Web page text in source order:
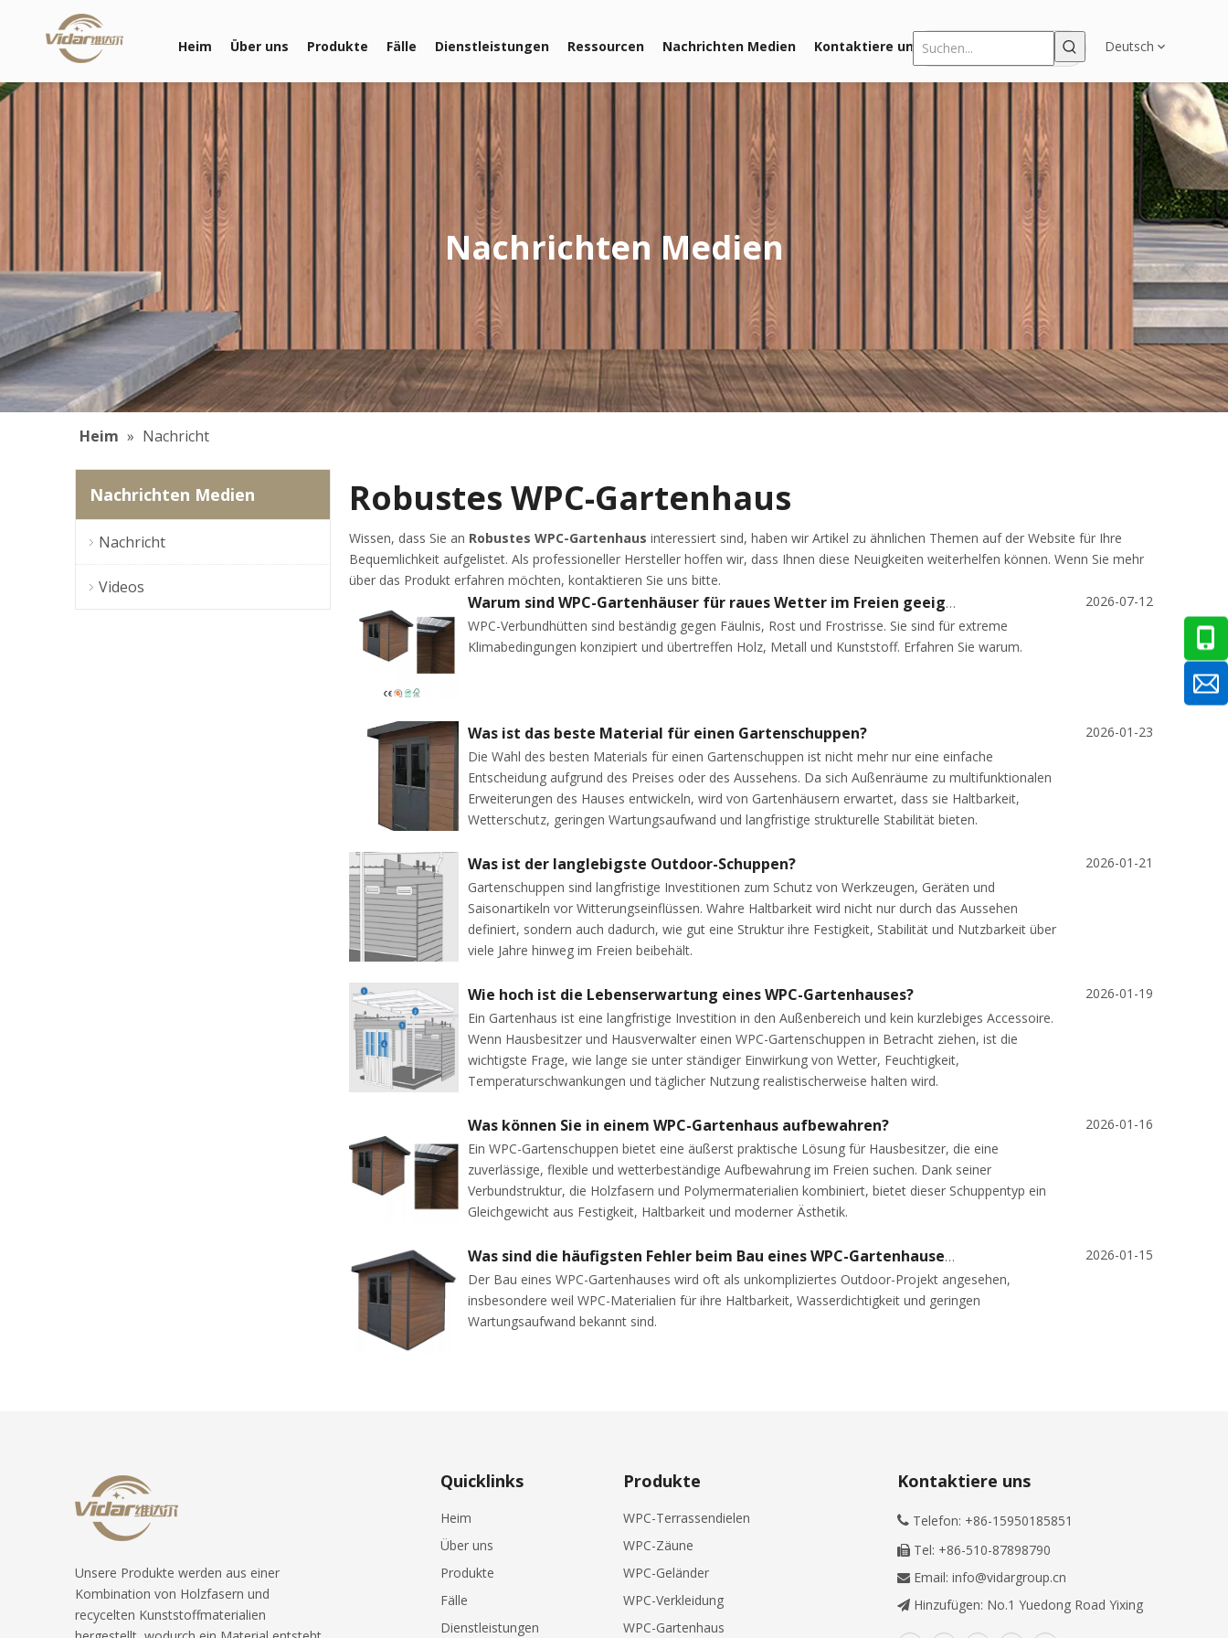
Heim Über uns Produkte Fälle Dienstleistungen Ressourcen Nachrichten Medien Kontaktiere uns Deutsch
Nachrichten Medien
Heim » Nachricht
Nachrichten Medien
Nachricht
Videos
Robustes WPC-Gartenhaus
Wissen, dass Sie an Robustes WPC-Gartenhaus interessiert sind, haben wir Artikel zu ähnlichen Themen auf der Website für Ihre
Bequemlichkeit aufgelistet. Als professioneller Hersteller hoffen wir, dass Ihnen diese Neuigkeiten weiterhelfen können. Wenn Sie mehr
über das Produkt erfahren möchten, kontaktieren Sie uns bitte.
Warum sind WPC-Gartenhäuser für raues Wetter im Freien geeignet?
WPC-Verbundhütten sind beständig gegen Fäulnis, Rost und Frostrisse. Sie sind für extreme
Klimabedingungen konzipiert und übertreffen Holz, Metall und Kunststoff. Erfahren Sie warum.
2026-07-12
Was ist das beste Material für einen Gartenschuppen?
Die Wahl des besten Materials für einen Gartenschuppen ist nicht mehr nur eine einfache
Entscheidung aufgrund des Preises oder des Aussehens. Da sich Außenräume zu multifunktionalen
Erweiterungen des Hauses entwickeln, wird von Gartenhäusern erwartet, dass sie Haltbarkeit,
Wetterschutz, geringen Wartungsaufwand und langfristige strukturelle Stabilität bieten.
2026-01-23
Was ist der langlebigste Outdoor-Schuppen?
Gartenschuppen sind langfristige Investitionen zum Schutz von Werkzeugen, Geräten und
Saisonartikeln vor Witterungseinflüssen. Wahre Haltbarkeit wird nicht nur durch das Aussehen
definiert, sondern auch dadurch, wie gut eine Struktur ihre Festigkeit, Stabilität und Nutzbarkeit über
viele Jahre hinweg im Freien beibehält.
2026-01-21
Wie hoch ist die Lebenserwartung eines WPC-Gartenhauses?
Ein Gartenhaus ist eine langfristige Investition in den Außenbereich und kein kurzlebiges Accessoire.
Wenn Hausbesitzer und Hausverwalter einen WPC-Gartenschuppen in Betracht ziehen, ist die
wichtigste Frage, wie lange sie unter ständiger Einwirkung von Wetter, Feuchtigkeit,
Temperaturschwankungen und täglicher Nutzung realistischerweise halten wird.
2026-01-19
Was können Sie in einem WPC-Gartenhaus aufbewahren?
Ein WPC-Gartenschuppen bietet eine äußerst praktische Lösung für Hausbesitzer, die eine
zuverlässige, flexible und wetterbeständige Aufbewahrung im Freien suchen. Dank seiner
Verbundstruktur, die Holzfasern und Polymermaterialien kombiniert, bietet dieser Schuppentyp ein
Gleichgewicht aus Festigkeit, Haltbarkeit und moderner Ästhetik.
2026-01-16
Was sind die häufigsten Fehler beim Bau eines WPC-Gartenhauses?
Der Bau eines WPC-Gartenhauses wird oft als unkompliziertes Outdoor-Projekt angesehen,
insbesondere weil WPC-Materialien für ihre Haltbarkeit, Wasserdichtigkeit und geringen
Wartungsaufwand bekannt sind.
2026-01-15
Unsere Produkte werden aus einer
Kombination von Holzfasern und
recycelten Kunststoffmaterialien
Quicklinks
Heim
Über uns
Produkte
Fälle
Dienstleistungen
Produkte
WPC-Terrassendielen
WPC-Zäune
WPC-Geländer
WPC-Verkleidung
WPC-Gartenhaus
Kontaktiere uns
 Telefon: +86-15950185851
 Tel: +86-510-87898790
 Email: info@vidargroup.cn
 Hinzufügen: No.1 Yuedong Road Yixing